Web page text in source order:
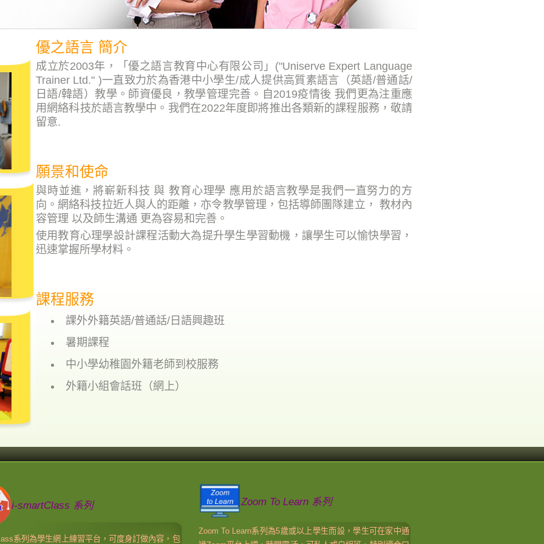
優之語言 簡介
成立於2003年，「優之語言教育中心有限公司」("Uniserve Expert Language
Trainer Ltd." )一直致力於為香港中小學生/成人提供高質素語言（英語/普通話/
日語/韓語）教學。師資優良，教學管理完善。自2019疫情後 我們更為注重應
用網絡科技於語言教學中。我們在2022年度即將推出各類新的課程服務，敬請
留意.
願景和使命
與時並進，將嶄新科技 與 教育心理學 應用於語言教學是我們一直努力的方
向。網絡科技拉近人與人的距離，亦令教學管理，包括導師團隊建立， 教材內
容管理 以及師生溝通 更為容易和完善。
使用教育心理學設計課程活動大為提升學生學習動機，讓學生可以愉快學習，
迅速掌握所學材料。
課程服務
課外外籍英語/普通話/日語興趣班
暑期課程
中小學幼稚園外籍老師到校服務
外籍小組會話班（網上）
i-smartClass 系列
系列為學生網上練習平台，可度身訂做內容，包
Zoom To Learn 系列
Zoom To Learn系列為5歲或以上學生而設，學生可在家中通